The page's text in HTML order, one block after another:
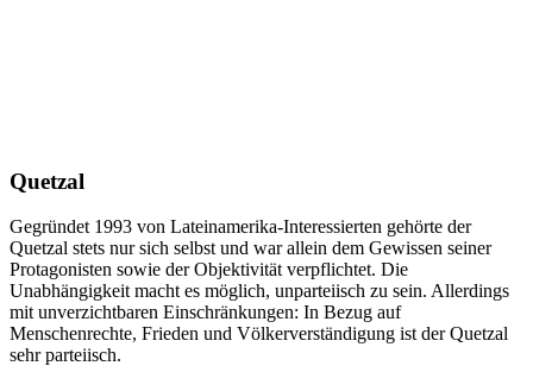
Quetzal
Gegründet 1993 von Lateinamerika-Interessierten gehörte der
Quetzal stets nur sich selbst und war allein dem Gewissen seiner
Protagonisten sowie der Objektivität verpflichtet. Die
Unabhängigkeit macht es möglich, unparteiisch zu sein. Allerdings
mit unverzichtbaren Einschränkungen: In Bezug auf
Menschenrechte, Frieden und Völkerverständigung ist der Quetzal
sehr parteiisch.